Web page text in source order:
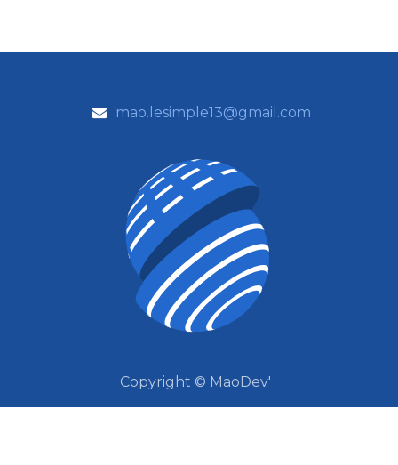
mao.lesimple13@gmail.com
Copyright © MaoDev'